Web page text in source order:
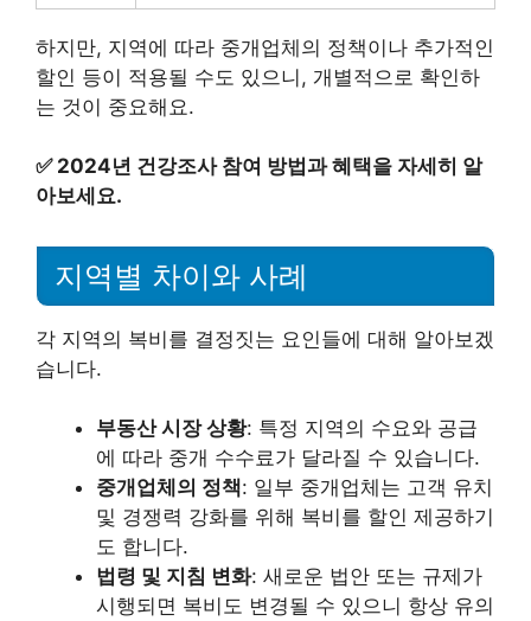
하지만, 지역에 따라 중개업체의 정책이나 추가적인
할인 등이 적용될 수도 있으니, 개별적으로 확인하
는 것이 중요해요.
✅ 2024년 건강조사 참여 방법과 혜택을 자세히 알
아보세요.
지역별 차이와 사례
각 지역의 복비를 결정짓는 요인들에 대해 알아보겠
습니다.
부동산 시장 상황: 특정 지역의 수요와 공급
에 따라 중개 수수료가 달라질 수 있습니다.
중개업체의 정책: 일부 중개업체는 고객 유치
및 경쟁력 강화를 위해 복비를 할인 제공하기
도 합니다.
법령 및 지침 변화: 새로운 법안 또는 규제가
시행되면 복비도 변경될 수 있으니 항상 유의